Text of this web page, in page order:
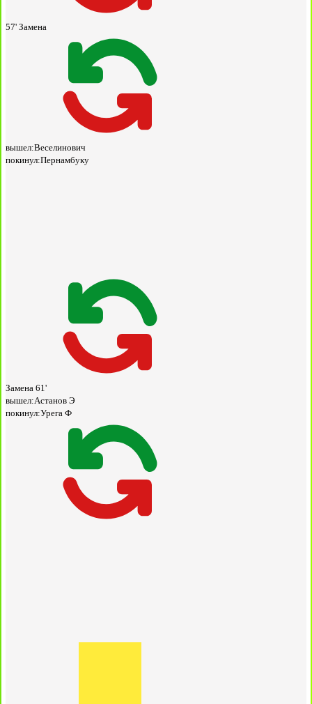
57' Замена
вышел:Веселинович
покинул:Пернамбуку
Замена 61'
вышел:Астанов Э
покинул:Урега Ф